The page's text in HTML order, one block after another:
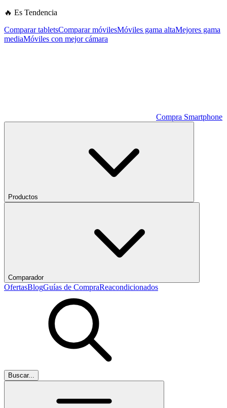
🔥 Es Tendencia
Comparar tabletsComparar móvilesMóviles gama altaMejores gama
mediaMóviles con mejor cámara
Compra Smartphone
Productos
Comparador
OfertasBlogGuías de CompraReacondicionados
Buscar...